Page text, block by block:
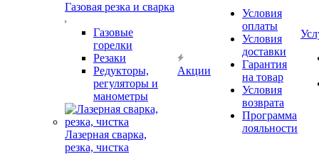
Газовая резка и сварка
Газовые
горелки
Резаки
Редукторы,
регуляторы и
манометры
Лазерная сварка,
резка, чистка
Акции
Условия
оплаты
Условия
доставки
Гарантия
на товар
Условия
возврата
Программа
лояльности